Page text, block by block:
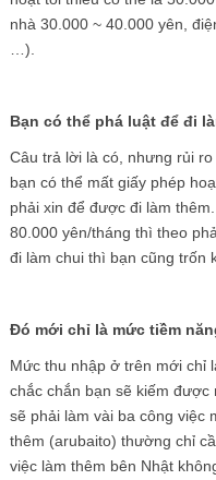
nhà 30.000 ~ 40.000 yên,
…).
Bạn có thể phá luật để đi
Câu trả lời là có, nhưng rủi
bạn có thể mất giấy phép
phải xin để được đi làm
80.000 yên/tháng thì theo
đi làm chui thì bạn cũng trốn
Đó mới chỉ là mức tiềm
Mức thu nhập ở trên mới chỉ
chắc chắn bạn sẽ kiếm được
sẽ phải làm vài ba công việc
thêm (arubaito) thường chỉ
việc làm thêm bên Nhật